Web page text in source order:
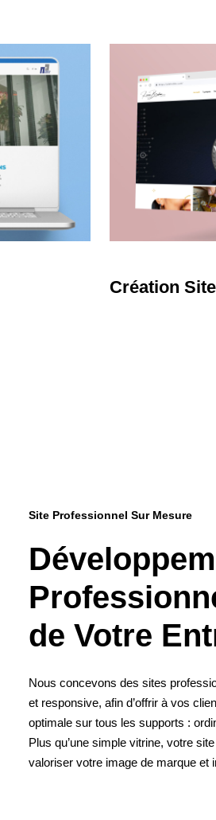
Création
more
Site Professionnel Sur Mesure
de Votre
Nous concevons des sites
et responsive, afin d’offrir à vos
optimale sur tous les supports :
Plus qu’une simple vitrine, votre
valoriser votre image de marque et